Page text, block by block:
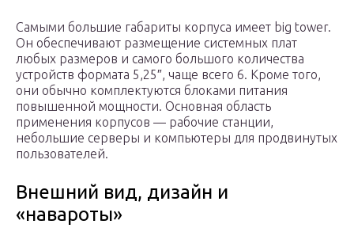
Самыми большие габариты корпуса имеет big tower.
Он обеспечивают размещение системных плат
любых размеров и самого большого количества
устройств формата 5,25″, чаще всего 6. Кроме того,
они обычно комплектуются блоками питания
повышенной мощности. Основная область
применения корпусов — рабочие станции,
небольшие серверы и компьютеры для продвинутых
пользователей.
Внешний вид, дизайн и
«навароты»